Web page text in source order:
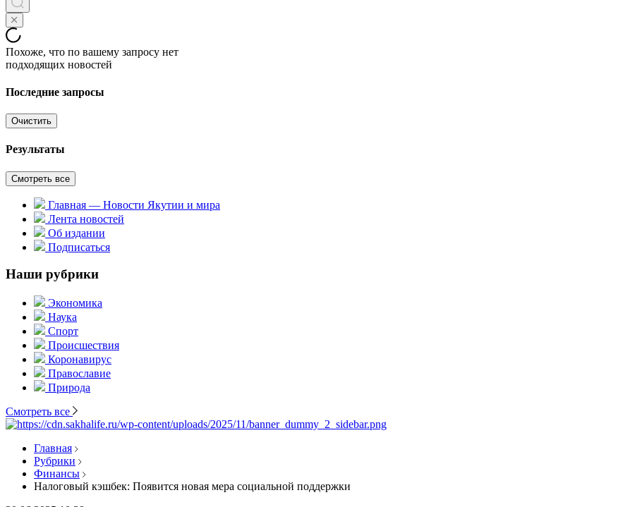
Похоже, что по вашему запросу нет
подходящих новостей
Последние запросы
Очистить
Результаты
Смотреть все
Главная — Новости Якутии и мира
Лента новостей
Об издании
Подписаться
Наши рубрики
Экономика
Наука
Спорт
Происшествия
Коронавирус
Православие
Природа
Смотреть все
Главная
Рубрики
Финансы
Налоговый кэшбек: Появится новая мера социальной поддержки